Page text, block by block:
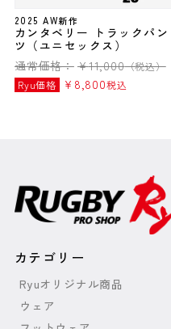
2025 AW新作
カンタベリー トラックパン
ツ（ユニセックス）
通常価格： ¥11,000（税込）
Ryu価格
¥ 8,800税込
カテゴリー
Ryuオリジナル商品
ウェア